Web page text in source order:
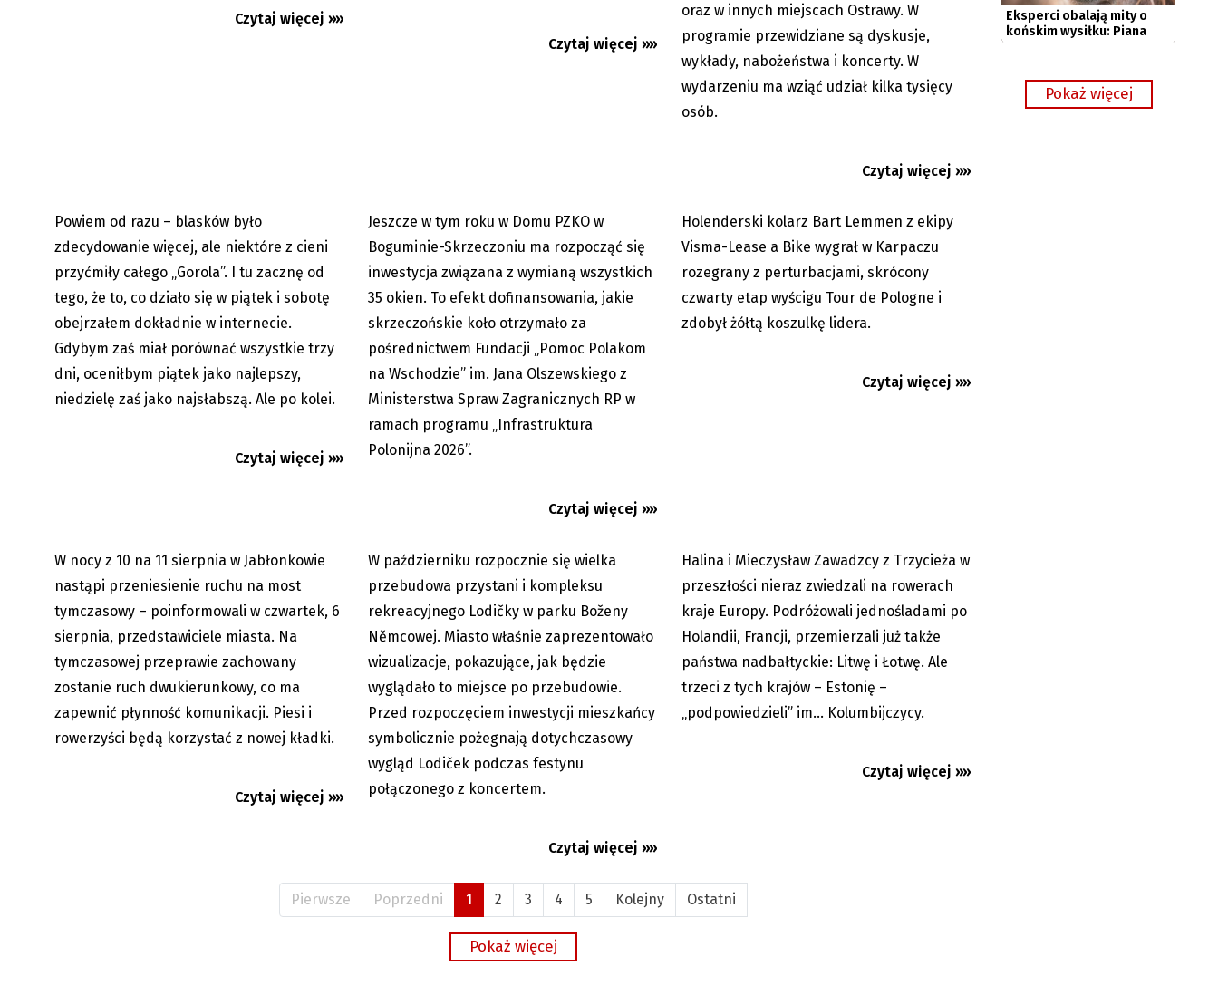
Czytaj więcej »»
Czytaj więcej »»
oraz w innych miejscach Ostrawy. W
programie przewidziane są dyskusje,
wykłady, nabożeństwa i koncerty. W
wydarzeniu ma wziąć udział kilka tysięcy
osób.
Czytaj więcej »»
Premium
Powiem od razu – blasków było
zdecydowanie więcej, ale niektóre z cieni
przyćmiły całego „Gorola”. I tu zacznę od
tego, że to, co działo się w piątek i sobotę
obejrzałem dokładnie w internecie.
Gdybym zaś miał porównać wszystkie trzy
dni, oceniłbym piątek jako najlepszy,
niedzielę zaś jako najsłabszą. Ale po kolei.
Czytaj więcej »»
07.08.2026
Jeszcze w tym roku w Domu PZKO w
Boguminie-Skrzeczoniu ma rozpocząć się
inwestycja związana z wymianą wszystkich
35 okien. To efekt dofinansowania, jakie
skrzeczońskie koło otrzymało za
pośrednictwem Fundacji „Pomoc Polakom
na Wschodzie” im. Jana Olszewskiego z
Ministerstwa Spraw Zagranicznych RP w
ramach programu „Infrastruktura
Polonijna 2026”.
Czytaj więcej »»
06.08.2026
Tour de Pologne - Holender
Lemmen wygrał etap w Karpaczu i
został...
Holenderski kolarz Bart Lemmen z ekipy
Visma-Lease a Bike wygrał w Karpaczu
rozegrany z perturbacjami, skrócony
czwarty etap wyścigu Tour de Pologne i
zdobył żółtą koszulkę lidera.
Czytaj więcej »»
06.08.2026
Utrudnienia w centrum Jabłonkowa.
Kierowcy pojadą mostem
W nocy z 10 na 11 sierpnia w Jabłonkowie
nastąpi przeniesienie ruchu na most
tymczasowy – poinformowali w czwartek, 6
sierpnia, przedstawiciele miasta. Na
tymczasowej przeprawie zachowany
zostanie ruch dwukierunkowy, co ma
zapewnić płynność komunikacji. Piesi i
rowerzyści będą korzystać z nowej kładki.
Czytaj więcej »»
06.08.2026
Karwina: wielka zmiana kompleksu
Lodičky w parku Boženy
Němcowej...
W październiku rozpocznie się wielka
przebudowa przystani i kompleksu
rekreacyjnego Lodičky w parku Boženy
Němcowej. Miasto właśnie zaprezentowało
wizualizacje, pokazujące, jak będzie
wyglądało to miejsce po przebudowie.
Przed rozpoczęciem inwestycji mieszkańcy
symbolicznie pożegnają dotychczasowy
wygląd Lodiček podczas festynu
połączonego z koncertem.
Czytaj więcej »»
Premium 06.08.2026
Wspólnie z państwem Zawadzkimi
Halina i Mieczysław Zawadzcy z Trzycieża w
przeszłości nieraz zwiedzali na rowerach
kraje Europy. Podróżowali jednośladami po
Holandii, Francji, przemierzali już także
państwa nadbałtyckie: Litwę i Łotwę. Ale
trzeci z tych krajów – Estonię –
„podpowiedzieli” im... Kolumbijczycy.
Czytaj więcej »»
Pierwsze Poprzedni 1 2 3 4 5 Kolejny Ostatni